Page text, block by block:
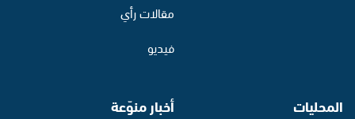
مقالات رأي
فيديو
المحليات أخبار منوّعة